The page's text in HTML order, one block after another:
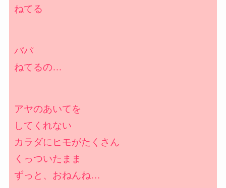
ねてる
パパ
ねてるの…
アヤのあいてを
してくれない
カラダにヒモがたくさん
くっついたまま
ずっと、おねんね…